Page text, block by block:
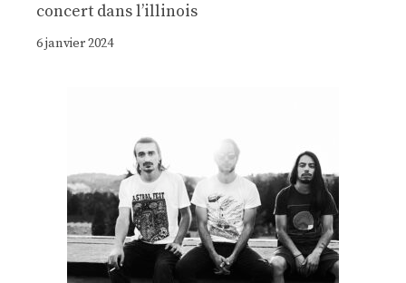
concert dans l’illinois
6 janvier 2024